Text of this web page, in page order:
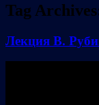
Tag
Лекция В.